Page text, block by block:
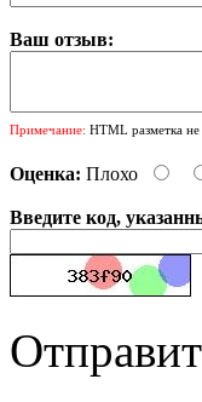
Ваш отзыв:
Примечание: HTML разметка
Оценка: Плохо
Введите код,